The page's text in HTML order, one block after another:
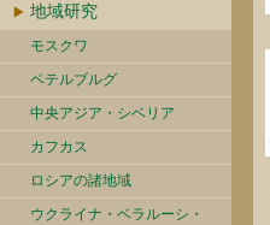
地域研究
モスクワ
ペテルブルグ
中央アジア・シベリア
カフカス
ロシアの諸地域
ウクライナ・ベラルーシ・